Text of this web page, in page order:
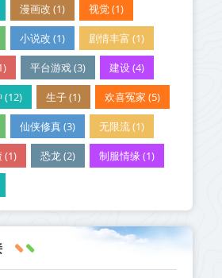
漫画改 (1) 视觉 (1)
小说改 (1) 剧情丰富 (1)
平台游戏 (3) 建设 (4)
(12) 生子 (1) 欢喜冤家 (5)
仙侠修真 (3) 无限流 (1)
(1) 恐龙 (2) 制服情缘 (1)